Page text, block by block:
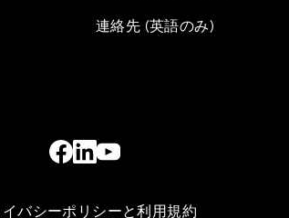
連絡先 (英語のみ)
バシーポリシーと利用規約